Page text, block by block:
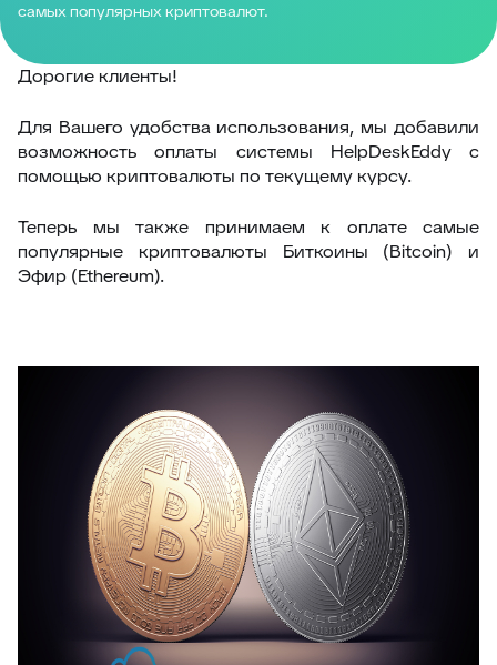
самых популярных криптовалют.
Дорогие клиенты!
Для Вашего удобства использования, мы добавили
возможность оплаты системы HelpDeskEddy с
помощью криптовалюты по текущему курсу.
Теперь мы также принимаем к оплате самые
популярные криптовалюты Биткоины (Bitcoin) и
Эфир (Ethereum).